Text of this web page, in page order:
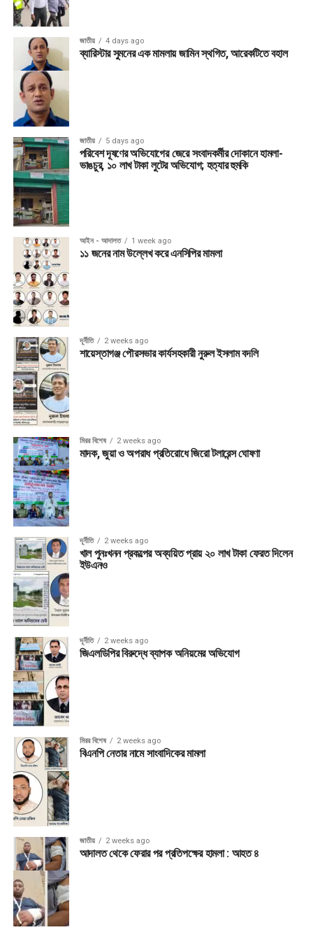
জাতীয় 4 days ago
ব্যারিস্টার সুমনের এক মামলায় জামিন স্থগিত, আরেকটিতে বহাল
জাতীয় 5 days ago
পরিবেশ দূষণের অভিযোগের জেরে সংবাদকর্মীর দোকানে হামলা-
ভাঙচুর, ১০ লাখ টাকা লুটের অভিযোগ; হত্যার হুমকি
আইন - আদালত 1 week ago
১১ জনের নাম উল্লেখ করে এনসিপির মামলা
দূর্নীতি 2 weeks ago
শায়েস্তাগঞ্জ পৌরসভার কার্যসহকারী নুরুল ইসলাম বদলি
মিরর বিশেষ 2 weeks ago
মাদক, জুয়া ও অপরাধ প্রতিরোধে জিরো টলারেন্স ঘোষণা
দূর্নীতি 2 weeks ago
খাল পুনঃখনন প্রকল্পের অব্যয়িত প্রায় ২০ লাখ টাকা ফেরত দিলেন
ইউএনও
দূর্নীতি 2 weeks ago
জিএলডিপির বিরুদ্ধে ব্যাপক অনিয়মের অভিযোগ
মিরর বিশেষ 2 weeks ago
বিএনপি নেতার নামে সাংবাদিকের মামলা
জাতীয় 2 weeks ago
আদালত থেকে ফেরার পর প্রতিপক্ষের হামলা : আহত ৪